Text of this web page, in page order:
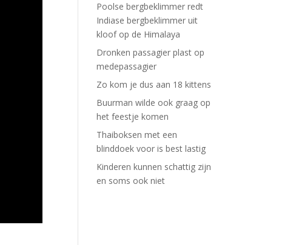
Poolse bergbeklimmer redt
Indiase bergbeklimmer uit
kloof op de Himalaya
Dronken passagier plast op
medepassagier
Zo kom je dus aan 18 kittens
Buurman wilde ook graag op
het feestje komen
Thaiboksen met een
blinddoek voor is best lastig
Kinderen kunnen schattig zijn
en soms ook niet